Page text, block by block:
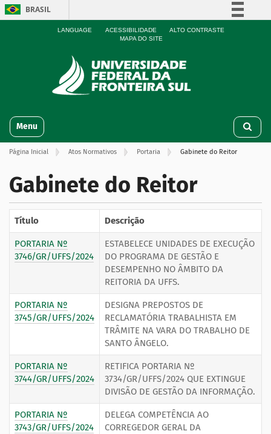
BRASIL
Simplifique!
Participe
Acesso à informação
LANGUAGE ACESSIBILIDADE
ALTO CONTRASTE
MAPA DO SITE
v
Toggle navigation
Página Inicial Atos Normativos Portaria Gabinete do Reitor
Gabinete do Reitor
Título Descrição
PORTARIA Nº
3746/GR/UFFS/2024
ESTABELECE UNIDADES DE EXECUÇÃO
DO PROGRAMA DE GESTÃO E
DESEMPENHO NO ÂMBITO DA
REITORIA DA UFFS.
PORTARIA Nº
3745/GR/UFFS/2024
DESIGNA PREPOSTOS DE
RECLAMATÓRIA TRABALHISTA EM
TRÂMITE NA VARA DO TRABALHO DE
SANTO ÂNGELO.
PORTARIA Nº
3744/GR/UFFS/2024
RETIFICA PORTARIA Nº
3734/GR/UFFS/2024 QUE EXTINGUE
DIVISÃO DE GESTÃO DA INFORMAÇÃO.
PORTARIA Nº
3743/GR/UFFS/2024
DELEGA COMPETÊNCIA AO
CORREGEDOR GERAL DA